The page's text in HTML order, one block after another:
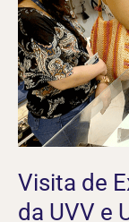
Visita de
da UVV e
Pesquisadores
da
UVV
e
UFES